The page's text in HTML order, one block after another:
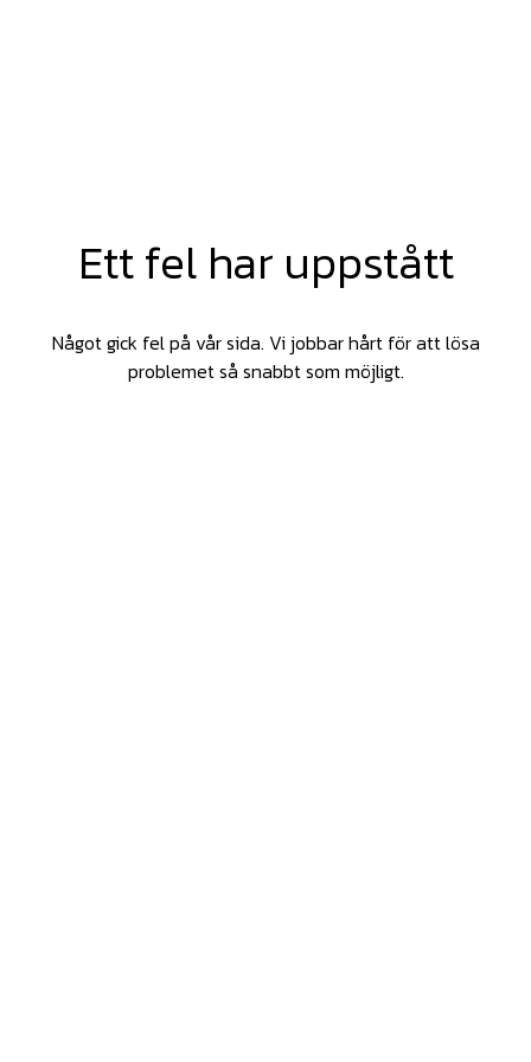
Ett fel har uppstått
Något gick fel på vår sida. Vi jobbar hårt för att lösa
problemet så snabbt som möjligt.